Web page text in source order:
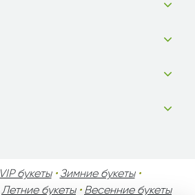
VIP букеты• Зимние букеты•
Летние букеты• Весенние букеты